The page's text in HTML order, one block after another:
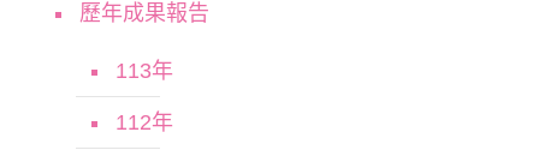
歷年成果報告
113年
112年